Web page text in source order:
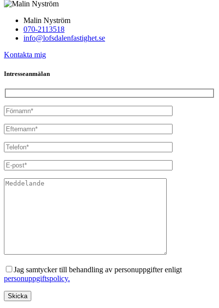
Malin Nyström
070-2113518
info@lofsdalenfastighet.se
Kontakta mig
Intresseanmälan
Jag samtycker till behandling av personuppgifter enligt
personuppgiftspolicy.